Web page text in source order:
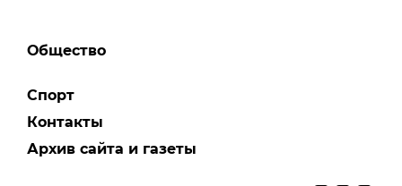
Общество
Спорт
Контакты
Архив сайта и газеты